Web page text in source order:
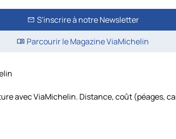
S'inscrire à notre Newsletter
Parcourir le Magazine ViaMichelin
avec ViaMichelin. Distance, coût (péages,